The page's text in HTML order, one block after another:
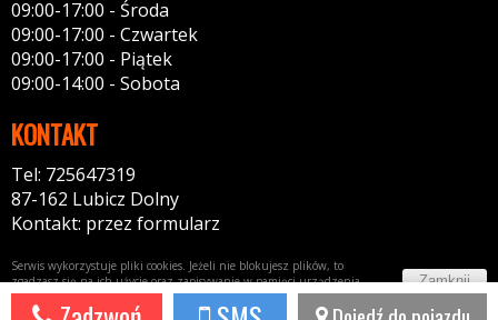
09:00-17:00 - Środa
09:00-17:00 - Czwartek
09:00-17:00 - Piątek
09:00-14:00 - Sobota
KONTAKT
Tel: 725647319
87-162 Lubicz Dolny
Kontakt: przez formularz
Serwis wykorzystuje pliki cookies. Jeżeli nie blokujesz plików, to
zgadzasz się na ich użycie oraz zapisywanie w pamięci urządzenia.
Więcej informacji wpolityce prywatności
Zamknij